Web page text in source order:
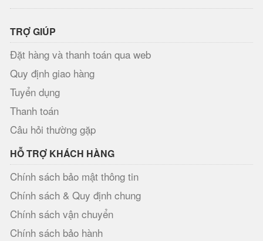
TRỢ GIÚP
Đặt hàng và thanh toán qua web
Quy định giao hàng
Tuyển dụng
Thanh toán
Câu hỏi thường gặp
HỖ TRỢ KHÁCH HÀNG
Chính sách bảo mật thông tin
Chính sách & Quy định chung
Chính sách vận chuyển
Chính sách bảo hành